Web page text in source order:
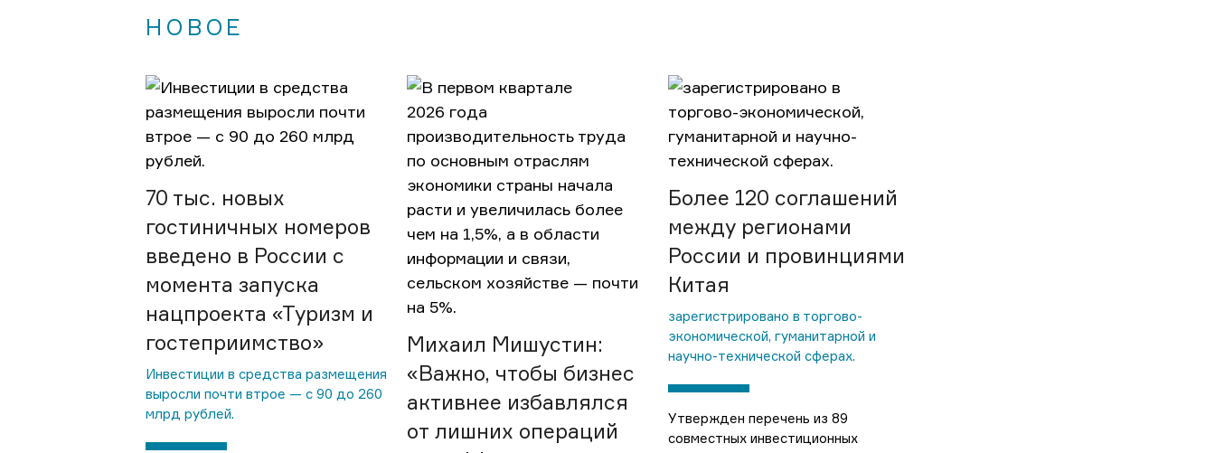
НОВОЕ
70 тыс. новых
гостиничных номеров
введено в России с
момента запуска
нацпроекта «Туризм и
гостеприимство»
Инвестиции в средства размещения
выросли почти втрое — с 90 до 260
млрд рублей.
Михаил Мишустин:
«Важно, чтобы бизнес
активнее избавлялся
от лишних операций
Более 120 соглашений
между регионами
России и провинциями
Китая
зарегистрировано в торгово-
экономической, гуманитарной и
научно-технической сферах.
Утвержден перечень из 89
совместных инвестиционных